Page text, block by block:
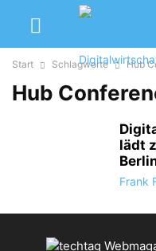
Start Schlagworte Hub
Hub
lädt
Frank